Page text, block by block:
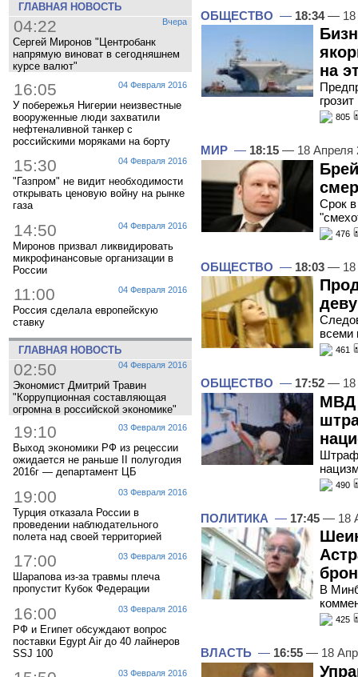
ГЛАВНАЯ НОВОСТЬ
Вчера
04:22
Сергей Миронов "Центробанк
напрямую виноват в сегодняшнем
курсе валют"
04 Февраля 2016
16:05
У побережья Нигерии неизвестные
вооруженные люди захватили
нефтеналивной танкер с
российскими моряками на борту
04 Февраля 2016
15:30
"Газпром" не видит необходимости
открывать ценовую войну на рынке
газа
04 Февраля 2016
14:50
Миронов призвал ликвидировать
микрофинансовые организации в
России
04 Февраля 2016
11:00
Россия сделала европейскую
ставку
ГЛАВНАЯ НОВОСТЬ
04 Февраля 2016
02:50
Экономист Дмитрий Травин
"Коррупционная составляющая
огромна в российской экономике"
03 Февраля 2016
19:10
Выход экономики РФ из рецессии
ожидается не раньше II полугодия
2016г — департамент ЦБ
03 Февраля 2016
19:00
Турция отказала России в
проведении наблюдательного
полета над своей территорией
03 Февраля 2016
17:00
Шарапова из-за травмы плеча
пропустит Кубок Федерации
03 Февраля 2016
16:00
РФ и Египет обсуждают вопрос
поставки Egypt Air до 40 лайнеров
SSJ 100
03 Февраля 2016
ОБЩЕСТВО — 18:34— 18
на
805
МИР — 18:15 — 18 Апреля
Срок в
476
ОБЩЕСТВО — 18:03 — 18
всеми
461
ОБЩЕСТВО — 17:52 — 18
МВД
Штраф
490
ПОЛИТИКА — 17:45 — 18
В
425
ВЛАСТЬ — 16:55 — 18